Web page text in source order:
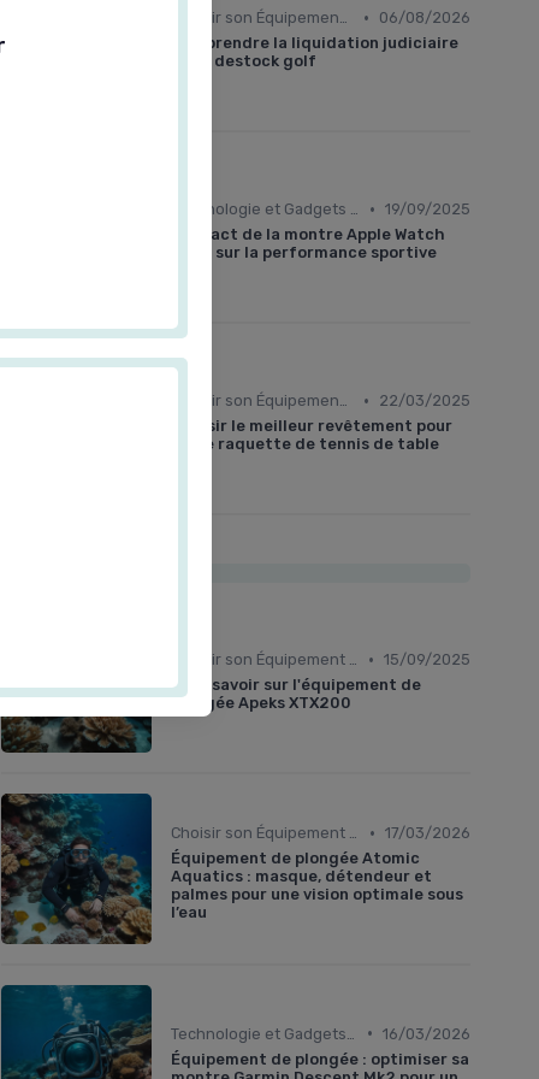
Choisir son Équipement Sportif •
06/08/2026
Comprendre la liquidation judiciaire
chez destock golf
Technologie et Gadgets de Sport • 19/09/2025
L'impact de la montre Apple Watch
Ultra sur la performance sportive
Choisir son Équipement Sportif •
22/03/2025
Choisir le meilleur revêtement pour
votre raquette de tennis de table
Choisir son Équipement Sportif • 15/09/2025
Tout savoir sur l'équipement de
plongée Apeks XTX200
Choisir son Équipement Sportif • 17/03/2026
Équipement de plongée Atomic
Aquatics : masque, détendeur et
palmes pour une vision optimale sous
l’eau
• 16/03/2026
Équipement de plongée : optimiser sa